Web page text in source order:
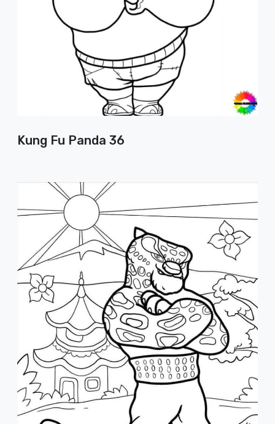
Kung Fu Panda 36